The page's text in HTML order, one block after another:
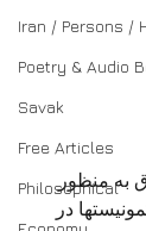
Iran / Persons /
Poetry & Audio
Savak
Free Articles
Philosophical
به منظور
در